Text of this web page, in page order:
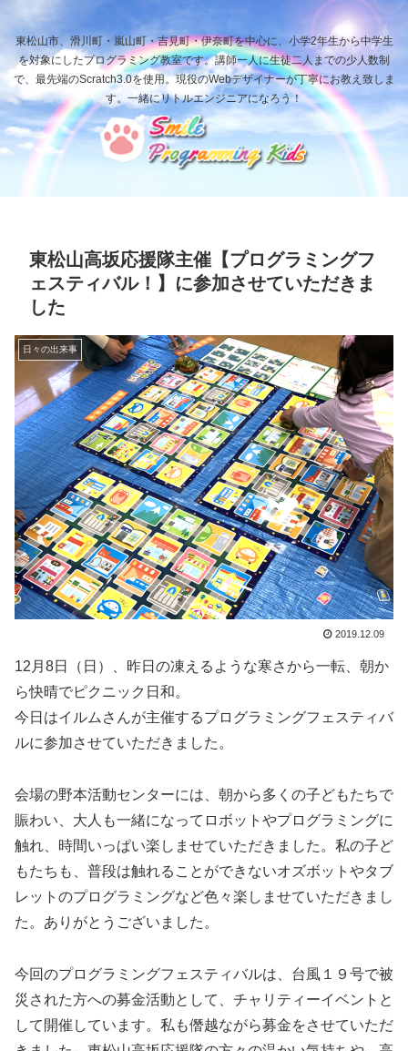
東松山市、滑川町・嵐山町・吉見町・伊奈町を中心に、小学2年生から中学生
を対象にしたプログラミング教室です。講師一人に生徒二人までの少人数制
で、最先端のScratch3.0を使用。現役のWebデザイナーが丁寧にお教え致しま
す。一緒にリトルエンジニアになろう！
東松山高坂応援隊主催【プログラミングフ
ェスティバル！】に参加させていただきま
した
日々の出来事
2019.12.09
12月8日（日）、昨日の凍えるような寒さから一転、朝か
ら快晴でピクニック日和。
今日はイルムさんが主催するプログラミングフェスティバ
ルに参加させていただきました。
会場の野本活動センターには、朝から多くの子どもたちで
賑わい、大人も一緒になってロボットやプログラミングに
触れ、時間いっぱい楽しませていただきました。私の子ど
もたちも、普段は触れることができないオズボットやタブ
レットのプログラミングなど色々楽しませていただきまし
た。ありがとうございました。
今回のプログラミングフェスティバルは、台風１９号で被
災された方への募金活動として、チャリティーイベントと
して開催しています。私も僭越ながら募金をさせていただ